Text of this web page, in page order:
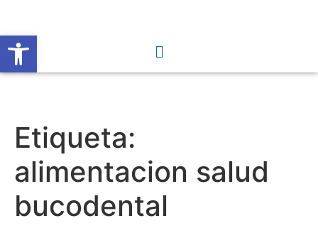
Abrir barra de herramientas
Etiqueta:
alimentacion salud
bucodental